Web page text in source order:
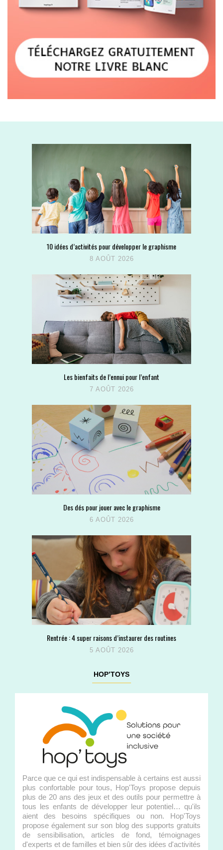
10 idées d’activités pour développer le graphisme
8 AOÛT 2026
Les bienfaits de l’ennui pour l’enfant
7 AOÛT 2026
Des dés pour jouer avec le graphisme
6 AOÛT 2026
Rentrée : 4 super raisons d’instaurer des routines
5 AOÛT 2026
HOP’TOYS
Parce que ce qui est indispensable à certains est aussi
plus confortable pour tous, Hop'Toys propose depuis
plus de 20 ans des jeux et des outils pour permettre à
tous les enfants de développer leur potentiel… qu'ils
aient des besoins spécifiques ou non. Hop'Toys
propose également sur son blog des supports gratuits
de sensibilisation, articles de fond, témoignages
d'experts et de familles et bien sûr des idées d'activités